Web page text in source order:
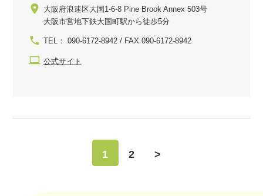
大阪府浪速区大国1-6-8 Pine Brook Annex 503号
大阪市営地下鉄大国町駅から徒歩5分
TEL： 090-6172-8942 / FAX 090-6172-8942
公式サイト
1 2 >